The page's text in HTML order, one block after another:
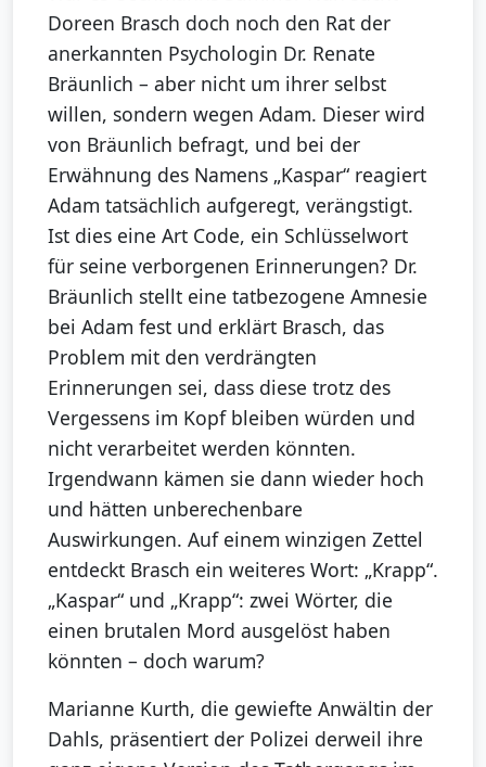
Doreen Brasch doch noch den Rat der
anerkannten Psychologin Dr. Renate
Bräunlich – aber nicht um ihrer selbst
willen, sondern wegen Adam. Dieser wird
von Bräunlich befragt, und bei der
Erwähnung des Namens „Kaspar“ reagiert
Adam tatsächlich aufgeregt, verängstigt.
Ist dies eine Art Code, ein Schlüsselwort
für seine verborgenen Erinnerungen? Dr.
Bräunlich stellt eine tatbezogene Amnesie
bei Adam fest und erklärt Brasch, das
Problem mit den verdrängten
Erinnerungen sei, dass diese trotz des
Vergessens im Kopf bleiben würden und
nicht verarbeitet werden könnten.
Irgendwann kämen sie dann wieder hoch
und hätten unberechenbare
Auswirkungen. Auf einem winzigen Zettel
entdeckt Brasch ein weiteres Wort: „Krapp“.
„Kaspar“ und „Krapp“: zwei Wörter, die
einen brutalen Mord ausgelöst haben
könnten – doch warum?
Marianne Kurth, die gewiefte Anwältin der
Dahls, präsentiert der Polizei derweil ihre